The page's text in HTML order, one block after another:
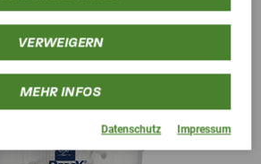
VERWEIGERN
MEHR INFOS
Datenschutz Impressum